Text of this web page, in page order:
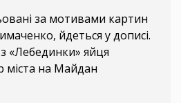
за мотивами картин
йдеться у дописі.
«Лебединки» яйця
міста на Майдан